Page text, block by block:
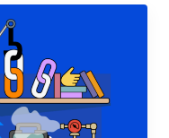
果追踪的意义 许
明确的目标和方
只知道不断地去获
效，哪些链接只是
率低，还可能适得
果。 链接建设效果